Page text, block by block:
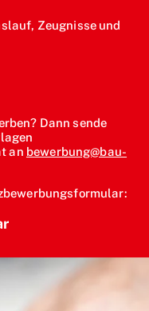
Zeugnisse und
Dann sende
an bewerbung@bau-